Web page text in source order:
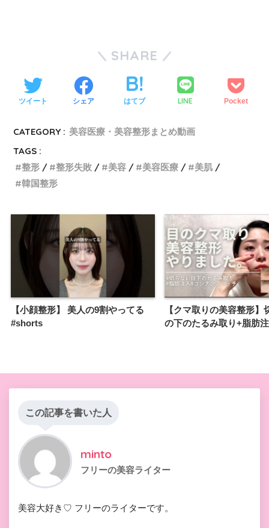
SHARE
ツイート シェア はてブ LINE Pocket
CATEGORY : 美容医療・美容整形まとめ動画
TAGS :
整形
整形失敗 美容 美容医療
美肌
韓国整形
【小顔整形】 美人の9割やってる
#shorts
【クマ取りの美容整形】
の下のたるみ取り+脂肪
この記事を書いた人
minto
フリーの美容ライター
美容大好き♡ フリーのライターです。